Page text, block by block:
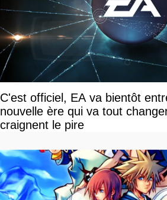
C'est officiel, EA va bientôt
nouvelle ère qui va tout
craignent le pire